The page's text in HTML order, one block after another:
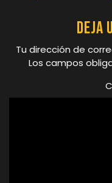
Deja
Tu dirección de
Los campos